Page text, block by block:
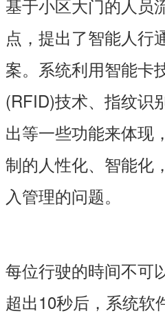
基于小区大门的人员
点，提出了智能人行
案。系统利用智能卡
(RFID)技术、指纹识
出等一些功能来体现
制的人性化、智能化
入管理的问题。
每位行驶的時间不可
超出10秒后，系统软